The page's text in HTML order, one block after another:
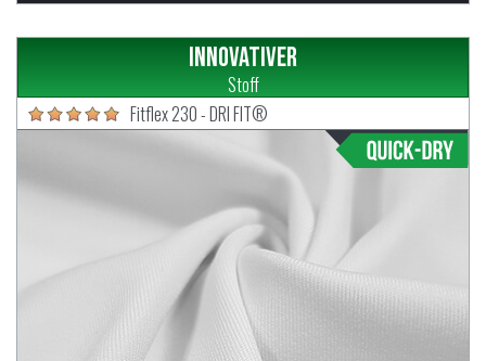
Innovativer
Stoff
Fitflex 230 - DRI FIT®